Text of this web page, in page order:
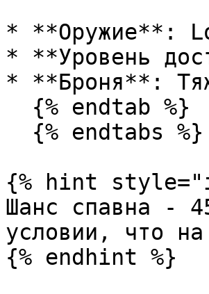
* **Оружие**:
* **Уровень
* **Броня**:
{% hint
Шанс спавна -
условии, что на
{% endhint %}